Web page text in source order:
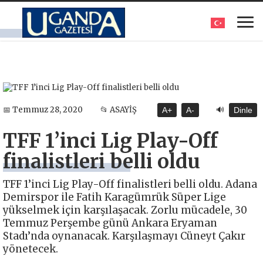
📅 Temmuz 28, 2020 📂 ASAYİŞ A+ A- 🔊 Dinle
TFF 1’inci Lig Play-Off
finalistleri belli oldu
TFF 1’inci Lig Play-Off finalistleri belli oldu. Adana
Demirspor ile Fatih Karagümrük Süper Lige
yükselmek için karşılaşacak. Zorlu mücadele, 30
Temmuz Perşembe günü Ankara Eryaman
Stadı’nda oynanacak. Karşılaşmayı Cüneyt Çakır
yönetecek.